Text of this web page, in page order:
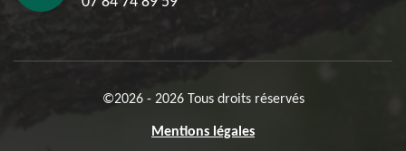
©2026 - 2026 Tous droits réservés
Mentions légales